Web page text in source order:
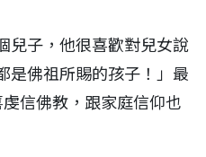
兒子，他很喜歡對兒女說
是佛祖所賜的孩子！」最
信佛教，跟家庭信仰也